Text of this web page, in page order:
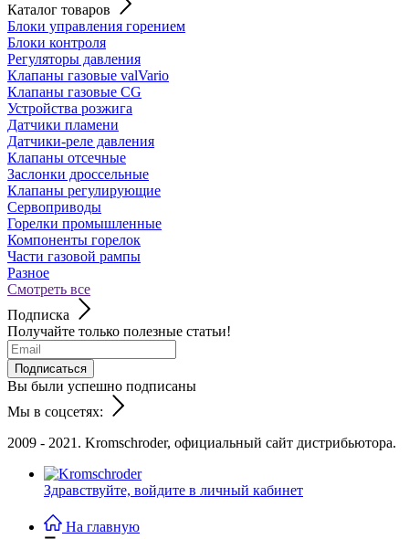
Каталог товаров
Блоки управления горением
Блоки контроля
Регуляторы давления
Клапаны газовые valVario
Клапаны газовые CG
Устройства розжига
Датчики пламени
Датчики-реле давления
Клапаны отсечные
Заслонки дроссельные
Клапаны регулирующие
Сервоприводы
Горелки промышленные
Компоненты горелок
Части газовой рампы
Разное
Смотреть все
Подписка
Получайте только полезные статьи!
Подписаться
Вы были успешно подписаны
Мы в соцсетях:
2009 - 2021. Kromschroder, официальный сайт дистрибьютора.
Здравствуйте, войдите в личный кабинет
На главную